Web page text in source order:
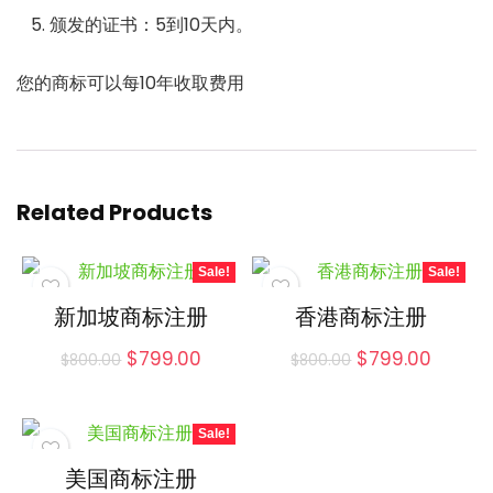
颁发的证书：5到10天内。
您的商标可以每10年收取费用
Related Products
Sale!
新加坡商标注册
$800.00 Original
$800.00.
$799.00
$799.00.
Sale!
香港商标注册
$800.00 Original
$799.00
Sale!
美国商标注册